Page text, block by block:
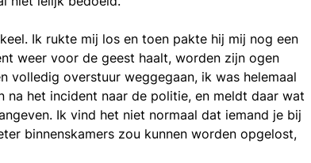
Ik rukte mij los en toen pakte hij mij nog een
weer voor de geest haalt, worden zijn ogen
volledig overstuur weggegaan, ik was helemaal
na het incident naar de politie, en meldt daar wat
Ik vind het niet normaal dat iemand je bij
binnenskamers zou kunnen worden opgelost,